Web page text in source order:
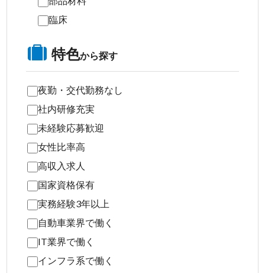
臨床
特色から探す
夜勤・交代勤務なし
社内研修充実
未経験応募歓迎
女性比率高
高収入求人
国家資格保有
実務経験3年以上
自動車業界で働く
IT業界で働く
インフラ系で働く